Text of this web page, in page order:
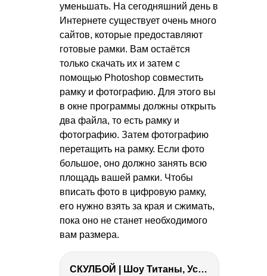
уменьшать. На сегодняшний день в
Интернете существует очень много
сайтов, которые предоставляют
готовые рамки. Вам остаётся
только скачать их и затем с
помощью Photoshop совместить
рамку и фотографию. Для этого вы
в окне программы должны открыть
два файла, то есть рамку и
фотографию. Затем фотографию
перетащить на рамку. Если фото
большое, оно должно занять всю
площадь вашей рамки. Чтобы
вписать фото в цифровую рамку,
его нужно взять за края и сжимать,
пока оно не станет необходимого
вам размера.
СКУЛБОЙ | Шоу Титаны, Усейн Болт, Ларрат, Зашквар!